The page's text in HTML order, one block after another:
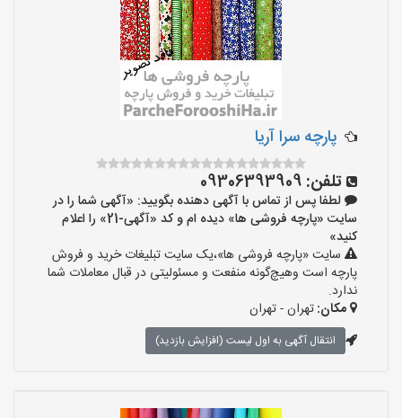
پارچه سرا آریا
تلفن: 09306393909
لطفا پس از تماس با آگهی دهنده بگویید: «آگهی شما را در
سایت «پارچه فروشی ها» دیده ام و کد «آگهی-21» را اعلام
کنید»
سایت «پارچه فروشی ها»،یک سایت تبلیغات خرید و فروش
پارچه است وهیچ‌گونه منفعت و مسئولیتی در قبال معاملات شما
ندارد.
مکان:تهران - تهران
انتقال آگهی به اول لیست (افزایش بازدید)